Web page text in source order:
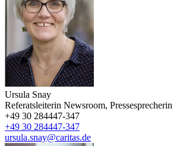
Ursula Snay
Referatsleiterin Newsroom, Pressesprecherin
+49 30 284447-347
+49 30 284447-347
ursula.snay@caritas.de